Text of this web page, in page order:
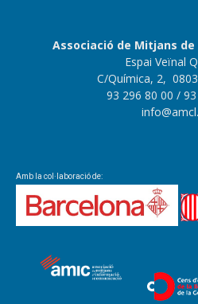
Associació de Mitjans de
Espai Veïnal
C/Química, 2,
93 296 80 00 /
Amb la col·laboració de: